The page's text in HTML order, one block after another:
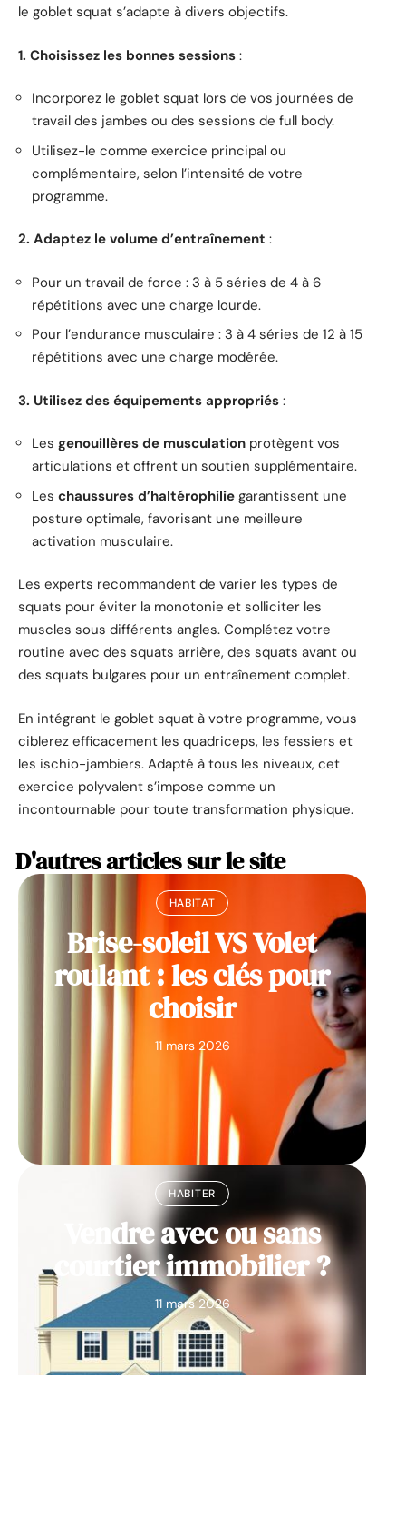
le goblet squat s’adapte à divers objectifs.
1. Choisissez les bonnes sessions :
Incorporez le goblet squat lors de vos journées de
travail des jambes ou des sessions de full body.
Utilisez-le comme exercice principal ou
complémentaire, selon l’intensité de votre
programme.
2. Adaptez le volume d’entraînement :
Pour un travail de force : 3 à 5 séries de 4 à 6
répétitions avec une charge lourde.
Pour l’endurance musculaire : 3 à 4 séries de 12 à 15
répétitions avec une charge modérée.
3. Utilisez des équipements appropriés :
Les genouillères de musculation protègent vos
articulations et offrent un soutien supplémentaire.
Les chaussures d’haltérophilie garantissent une
posture optimale, favorisant une meilleure
activation musculaire.
Les experts recommandent de varier les types de
squats pour éviter la monotonie et solliciter les
muscles sous différents angles. Complétez votre
routine avec des squats arrière, des squats avant ou
des squats bulgares pour un entraînement complet.
En intégrant le goblet squat à votre programme, vous
ciblerez efficacement les quadriceps, les fessiers et
les ischio-jambiers. Adapté à tous les niveaux, cet
exercice polyvalent s’impose comme un
incontournable pour toute transformation physique.
D'autres articles sur le site
HABITAT
Brise-soleil VS Volet
roulant : les clés pour
choisir
11 mars 2026
HABITER
Vendre avec ou sans
courtier immobilier ?
11 mars 2026